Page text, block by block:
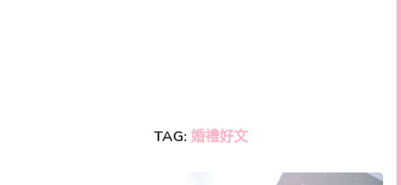
TAG: 婚禮好文